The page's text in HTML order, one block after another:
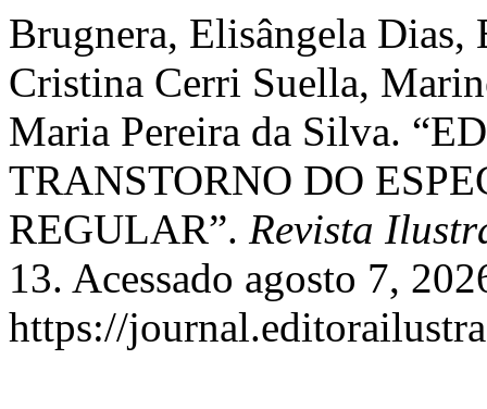
Brugnera, Elisângela
Cristina Cerri Suella,
Maria Pereira da Silva.
TRANSTORNO DO
REGULAR”. Revista
13. Acessado agosto 7,
https://